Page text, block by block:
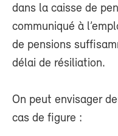
dans la caisse de
communiqué à
de pensions
délai de résiliation.
On peut envisager
cas de figure :